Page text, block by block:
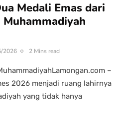
Medali Emas dari
2026 2 Mins read
–
2026 menjadi ruang lahirnya
yang tidak hanya